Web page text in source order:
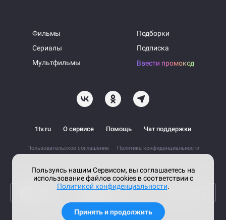
Фильмы
Сериалы
Мультфильмы
Подборки
Подписка
Ввести промокод
1tv.ru О сервисе Помощь Чат поддержки
Пользовательское соглашение Политика конфиденциальности
На информационном ресурсе применяются рекомендательные технологии
Пользуясь нашим Сервисом, вы соглашаетесь на
использование файлов cookies в соответствии с
Политикой конфиденциальности.
Принять и продолжить